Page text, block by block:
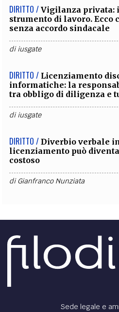
DIRITTO / Vigilanza privata:
strumento di lavoro. Ecco
senza accordo sindacale
diiusgate
DIRITTO / Licenziamento
informatiche: la
tra obbligo di diligenza e
diiusgate
DIRITTO / Diverbio verbale
licenziamento può
costoso
diGianfranco Nunziata
Sede legale e